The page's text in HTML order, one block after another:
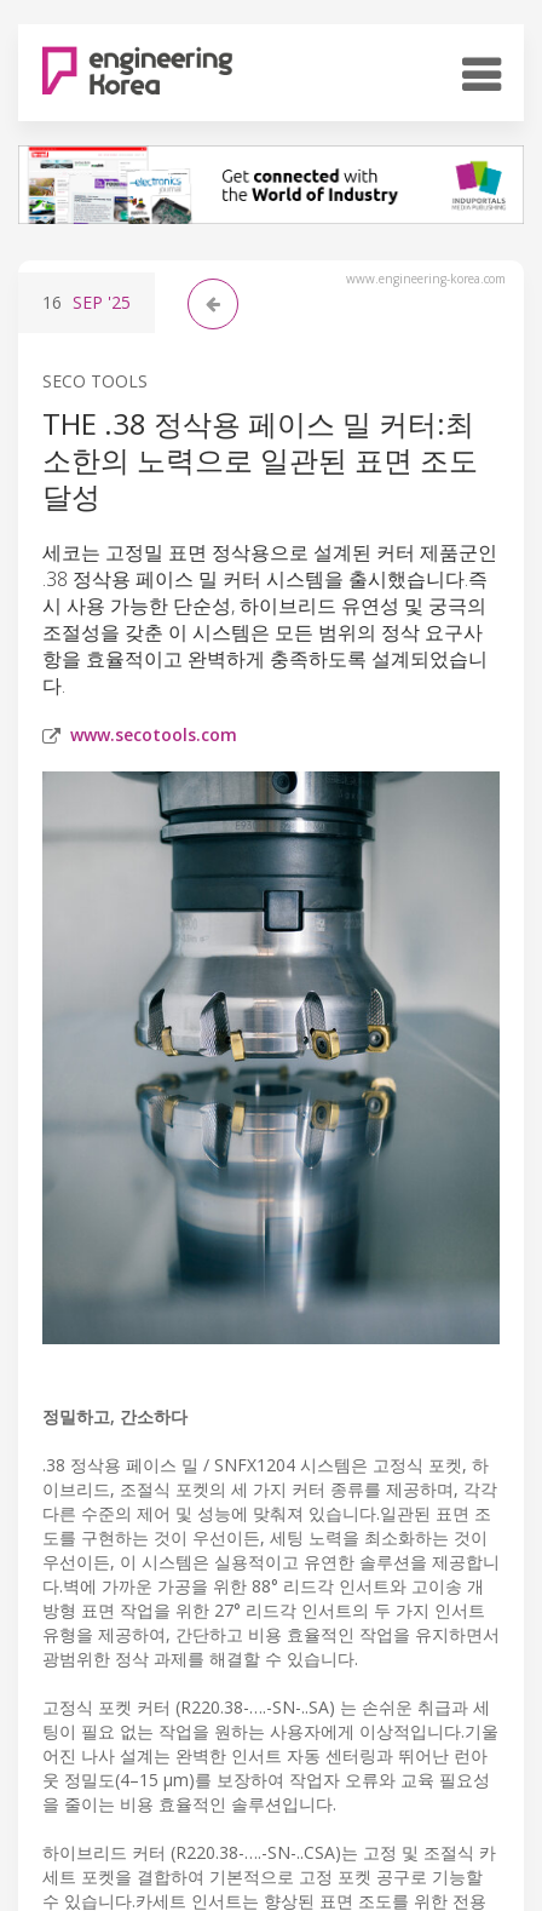
www.engineering-korea.com
16 SEP '25
SECO TOOLS
THE .38 정삭용 페이스 밀 커터:최
소한의 노력으로 일관된 표면 조도
달성
세코는 고정밀 표면 정삭용으로 설계된 커터 제품군인
.38 정삭용 페이스 밀 커터 시스템을 출시했습니다.즉
시 사용 가능한 단순성, 하이브리드 유연성 및 궁극의
조절성을 갖춘 이 시스템은 모든 범위의 정삭 요구사
항을 효율적이고 완벽하게 충족하도록 설계되었습니
다.
www.secotools.com
정밀하고, 간소하다
.38 정삭용 페이스 밀 / SNFX1204 시스템은 고정식 포켓, 하
이브리드, 조절식 포켓의 세 가지 커터 종류를 제공하며, 각각
다른 수준의 제어 및 성능에 맞춰져 있습니다.일관된 표면 조
도를 구현하는 것이 우선이든, 세팅 노력을 최소화하는 것이
우선이든, 이 시스템은 실용적이고 유연한 솔루션을 제공합니
다.벽에 가까운 가공을 위한 88° 리드각 인서트와 고이송 개
방형 표면 작업을 위한 27° 리드각 인서트의 두 가지 인서트
유형을 제공하여, 간단하고 비용 효율적인 작업을 유지하면서
광범위한 정삭 과제를 해결할 수 있습니다.
고정식 포켓 커터 (R220.38-….-SN-..SA) 는 손쉬운 취급과 세
팅이 필요 없는 작업을 원하는 사용자에게 이상적입니다.기울
어진 나사 설계는 완벽한 인서트 자동 센터링과 뛰어난 런아
웃 정밀도(4–15 µm)를 보장하여 작업자 오류와 교육 필요성
을 줄이는 비용 효율적인 솔루션입니다.
하이브리드 커터 (R220.38-….-SN-..CSA)는 고정 및 조절식 카
세트 포켓을 결합하여 기본적으로 고정 포켓 공구로 기능할
수 있습니다.카세트 인서트는 향상된 표면 조도를 위한 전용